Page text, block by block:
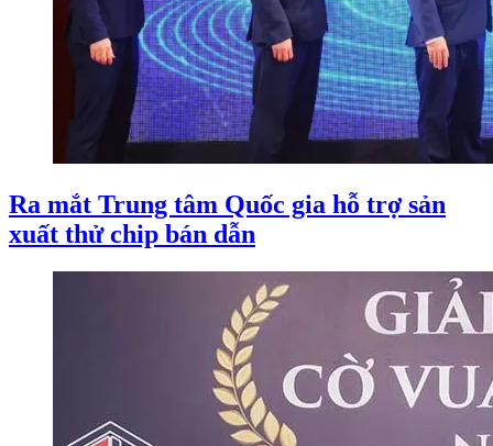
Ra mắt Trung tâm Quốc gia hỗ trợ sản
xuất thử chip bán dẫn